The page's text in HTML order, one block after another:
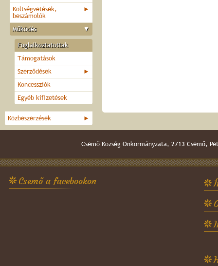
►
Költségvetések,
beszámolók
▼
Működés
Foglalkoztatottak
Támogatások
►
Szerződések
Koncessziók
Egyéb kifizetések
►
Közbeszerzések
Csemő Község Önkormányzata, 2713
Csemő a facebookon